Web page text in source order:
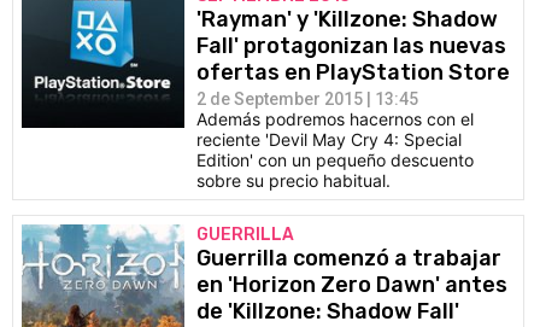
'Rayman' y 'Killzone: Shadow
Fall' protagonizan las nuevas
ofertas en PlayStation Store
2 de September 2015 | 13:45
Además podremos hacernos con el
reciente 'Devil May Cry 4: Special
Edition' con un pequeño descuento
sobre su precio habitual.
GUERRILLA
Guerrilla comenzó a trabajar
en 'Horizon Zero Dawn' antes
de 'Killzone: Shadow Fall'